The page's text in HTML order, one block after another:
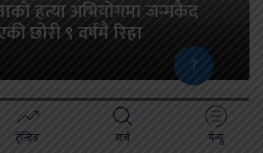
ट्रेन्डिङ सर्च मेन्यु
हत्या अभियोगमा जन्मकैद
छोरी ९ वर्षमै रिहा